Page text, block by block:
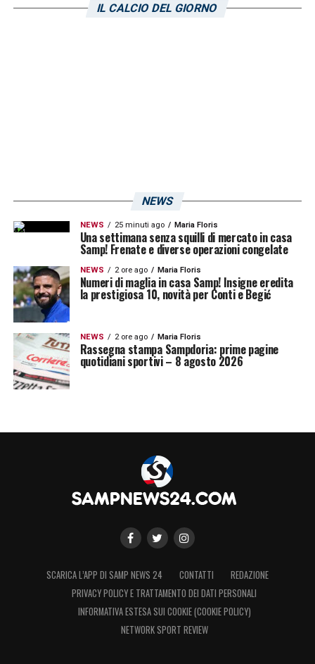
per due posti da trequartista dietro all’unica
IL CALCIO DEL GIORNO
NEWS
NEWS 25 minuti ago Maria Floris
Una settimana senza squilli di mercato in casa
Samp! Frenate e diverse operazioni congelate
NEWS 2 ore ago Maria Floris
Numeri di maglia in casa Samp! Insigne eredita
la prestigiosa 10, novità per Conti e Begić
NEWS 2 ore ago Maria Floris
Rassegna stampa Sampdoria: prime pagine
quotidiani sportivi – 8 agosto 2026
SCARICA L’APP DI SAMP NEWS 24 CONTATTI
REDAZIONE
PRIVACY POLICY E TRATTAMENTO DEI DATI PERSONALI
INFORMATIVA ESTESA SUI COOKIE (COOKIE POLICY)
NETWORK SPORT REVIEW